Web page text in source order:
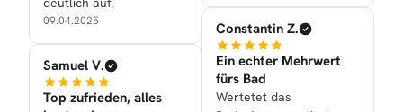
09.04.2025
Samuel V.
Top zufrieden, alles
Constantin Z.
Ein echter Mehrwert
fürs Bad
Wertetet das